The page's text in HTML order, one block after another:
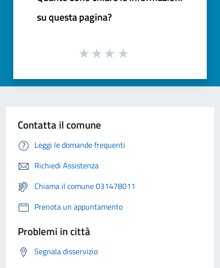
su questa pagina?
Contatta il comune
Leggi le domande frequenti
Richiedi Assistenza
Chiama il comune 031478011
Prenota un appuntamento
Problemi in città
Segnala disservizio